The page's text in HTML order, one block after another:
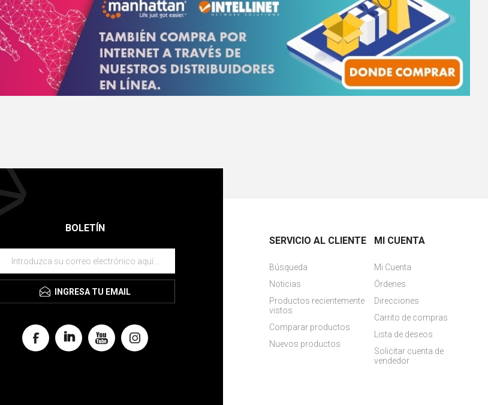
BOLETÍN
INGRESA TU EMAIL
SERVICIO AL CLIENTE
Búsqueda
Noticias
Productos recientemente
vistos
Comparar productos
Nuevos productos
MI CUENTA
Mi Cuenta
Órdenes
Direcciones
Carrito de compras
Lista de deseos
Solicitar cuenta de
vendedor